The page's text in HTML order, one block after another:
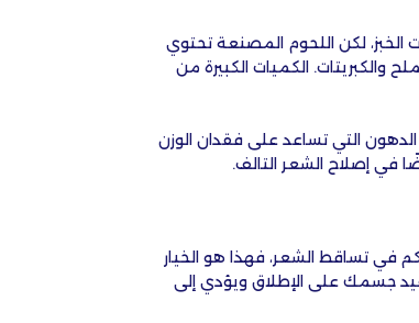
الخبز، لكن اللحوم المصنعة تحتوي
الكميات الكبيرة من
التي تساعد على فقدان الوزن
في إصلاح الشعر التالف.
الوزن ويتحكم في تساقط الشعر، فهذا هو الخيار
جسمك على الإطلاق ويؤدي إلى